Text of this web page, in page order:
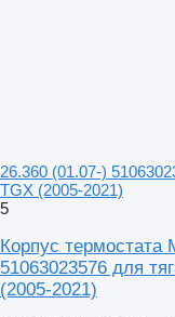
26.360 (01.07-)
TGX (2005-2021)
5
Корпус термостата
51063023576 для
(2005-2021)